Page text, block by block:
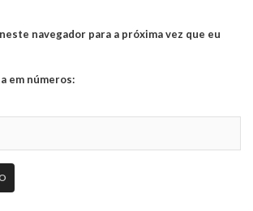
navegador para a próxima vez que eu
em números: